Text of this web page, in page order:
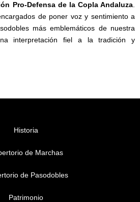
Pro-Defensa de la Copla Andaluza
de poner voz y sentimiento a
más emblemáticos de nuestra
interpretación fiel a la tradición y
Historia
de Marchas
de Pasodobles
Patrimonio